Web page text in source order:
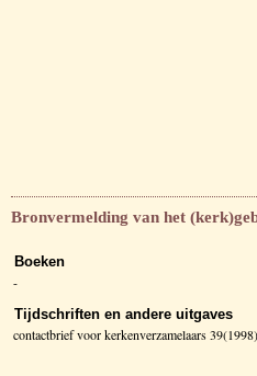
Bronvermelding van het
Boeken
-
Tijdschriften en andere uitgaves
contactbrief voor kerkenverzamelaars